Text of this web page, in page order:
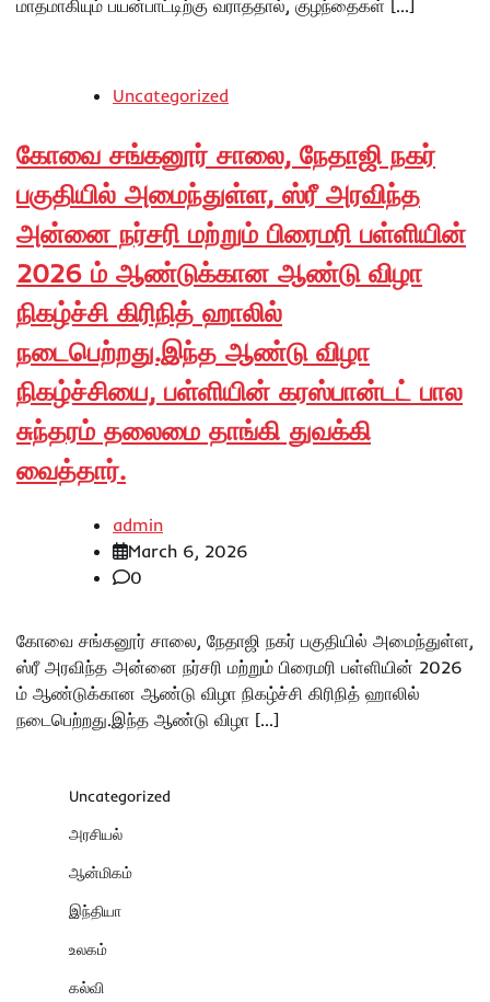
மாதமாகியும் பயன்பாட்டிற்கு வராததால், குழந்தைகள் […]
Uncategorized
கோவை சங்கனூர் சாலை, நேதாஜி நகர்
பகுதியில் அமைந்துள்ள, ஸ்ரீ அரவிந்த
அன்னை நர்சரி மற்றும் பிரைமரி பள்ளியின்
2026 ம் ஆண்டுக்கான ஆண்டு விழா
நிகழ்ச்சி கிரிநித் ஹாலில்
நடைபெற்றது.இந்த ஆண்டு விழா
நிகழ்ச்சியை, பள்ளியின் கரஸ்பான்டட் பால
சுந்தரம் தலைமை தாங்கி துவக்கி
வைத்தார்.
admin
March 6, 2026
0
கோவை சங்கனூர் சாலை, நேதாஜி நகர் பகுதியில் அமைந்துள்ள,
ஸ்ரீ அரவிந்த அன்னை நர்சரி மற்றும் பிரைமரி பள்ளியின் 2026
ம் ஆண்டுக்கான ஆண்டு விழா நிகழ்ச்சி கிரிநித் ஹாலில்
நடைபெற்றது.இந்த ஆண்டு விழா […]
Uncategorized
அரசியல்
ஆன்மிகம்
இந்தியா
உலகம்
கல்வி